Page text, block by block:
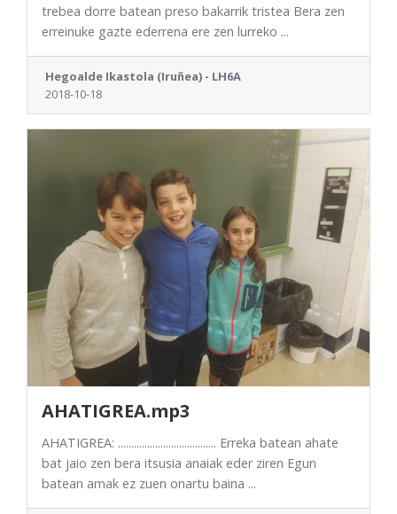
trebea dorre batean preso bakarrik tristea Bera zen
erreinuke gazte ederrena ere zen lurreko ...
Hegoalde Ikastola (Iruñea) - LH6A
2018-10-18
AHATIGREA.mp3
AHATIGREA: ..................................... Erreka batean ahate
bat jaio zen bera itsusia anaiak eder ziren Egun
batean amak ez zuen onartu baina ...